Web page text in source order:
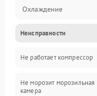
Охлаждение
Механика
Электропитание
Дренаж
Неисправности
Не работает компрессор
Не морозит морозильная
камера